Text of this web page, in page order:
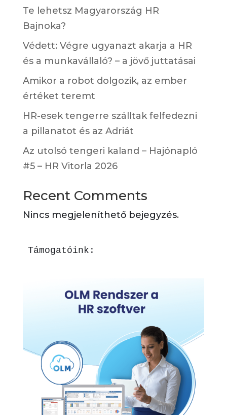
Te lehetsz Magyarország HR
Bajnoka?
Védett: Végre ugyanazt akarja a HR
és a munkavállaló? – a jövő juttatásai
Amikor a robot dolgozik, az ember
értéket teremt
HR-esek tengerre szálltak felfedezni
a pillanatot és az Adriát
Az utolsó tengeri kaland – Hajónapló
#5 – HR Vitorla 2026
Recent Comments
Nincs megjeleníthető bejegyzés.
Támogatóink: